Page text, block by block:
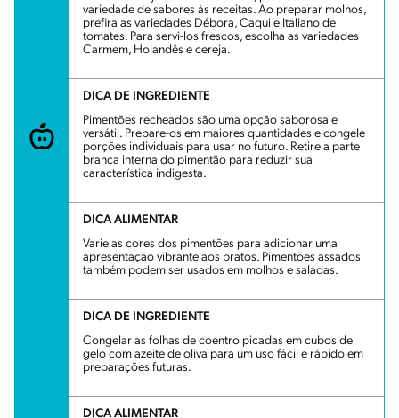
variedade de sabores às receitas. Ao preparar molhos,
prefira as variedades Débora, Caqui e Italiano de
tomates. Para servi-los frescos, escolha as variedades
Carmem, Holandês e cereja.
DICA DE INGREDIENTE
Pimentões recheados são uma opção saborosa e
versátil. Prepare-os em maiores quantidades e congele
porções individuais para usar no futuro. Retire a parte
branca interna do pimentão para reduzir sua
característica indigesta.
DICA ALIMENTAR
Varie as cores dos pimentões para adicionar uma
apresentação vibrante aos pratos. Pimentões assados
também podem ser usados em molhos e saladas.
DICA DE INGREDIENTE
Congelar as folhas de coentro picadas em cubos de
gelo com azeite de oliva para um uso fácil e rápido em
preparações futuras.
DICA ALIMENTAR